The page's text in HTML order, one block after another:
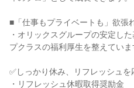
■「仕事もプライベートも」欲張
・オリックスグループの安定し
プクラスの福利厚生を整えていま
✅しっかり休み、リフレッシュを
・リフレッシュ休暇取得奨励金